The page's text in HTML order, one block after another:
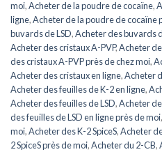
moi,Acheter de la poudre de cocaïne,
ligne,Acheter de la poudre de cocaïne
buvards de LSD,Acheter des buvards
Acheter des cristaux A-PVP,Acheter
des cristaux A-PVP près de chez moi,
Acheter des cristaux en ligne,Acheter
Acheter des feuilles de K-2 en ligne,
Acheter des feuilles de LSD,Acheter
des feuilles de LSD en ligne près de moi,
moi,Acheter des K-2 SpiceS,Acheter
2 SpiceS près de moi,Acheter du 2-CB,